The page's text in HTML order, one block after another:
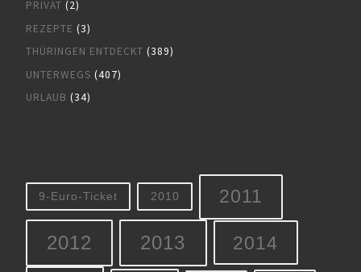
PRIVAT (2)
REZEPTE (3)
THÜRINGEN ENTDECKT (389)
UNTERWEGS (407)
URLAUB (34)
9-Euro-Ticket 2010 2011
2012 2013 2014